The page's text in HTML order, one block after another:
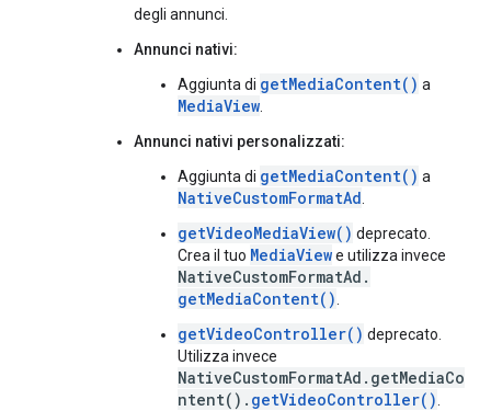
degli annunci.
Annunci nativi:
Aggiunta di getMediaContent() a
MediaView
Annunci nativi personalizzati:
Aggiunta di getMediaContent() a
NativeCustomFormatAd
getVideoMediaView() deprecato.
Crea il tuo MediaViewe utilizza invece
NativeCustomFormatAd.
getMediaContent()
getVideoController() deprecato.
Utilizza invece
NativeCustomFormatAd.getMediaCo
ntent(). getVideoController()